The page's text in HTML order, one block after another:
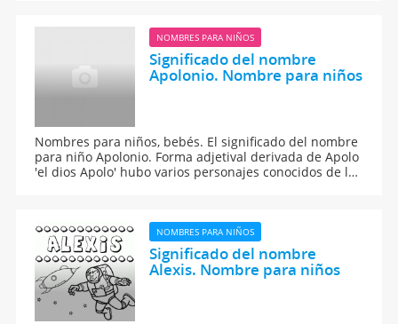
NOMBRES PARA NIÑOS
Significado del nombre
Apolonio. Nombre para niños
Nombres para niños, bebés. El significado del nombre
para niño Apolonio. Forma adjetival derivada de Apolo
'el dios Apolo' hubo varios personajes conocidos de la
NOMBRES PARA NIÑOS
Significado del nombre
Alexis. Nombre para niños